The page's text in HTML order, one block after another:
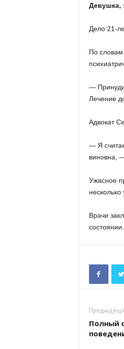
Девушка,
Дело 21-
По словам
—
Лечение
Адвокат
— Я
виновна,
Ужасное
Врачи
состоянии.
Полный